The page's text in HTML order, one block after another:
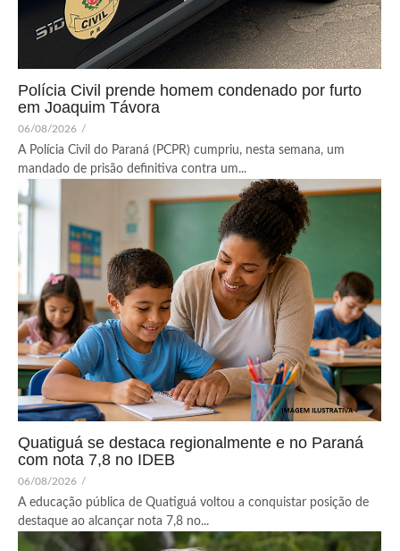
Polícia Civil prende homem condenado por furto
em Joaquim Távora
06/08/2026 /
A Polícia Civil do Paraná (PCPR) cumpriu, nesta semana, um
mandado de prisão definitiva contra um...
Quatiguá se destaca regionalmente e no Paraná
com nota 7,8 no IDEB
06/08/2026 /
A educação pública de Quatiguá voltou a conquistar posição de
destaque ao alcançar nota 7,8 no...